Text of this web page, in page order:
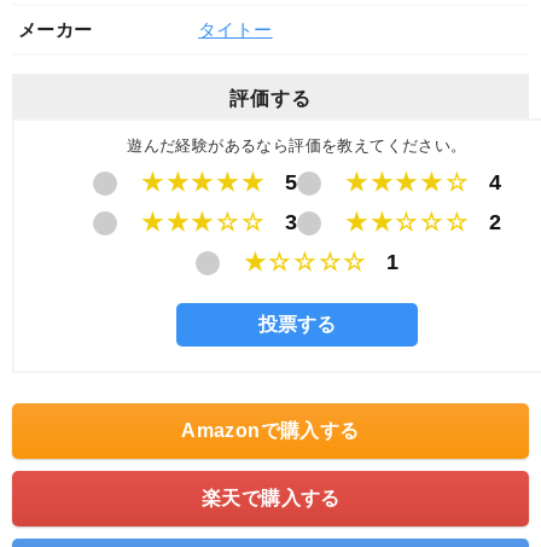
メーカー タイトー
評価する
遊んだ経験があるなら評価を教えてください。
★★★★★ 5 ★★★★☆
4
★★★☆☆
3 ★★☆☆☆
2
★☆☆☆☆
1
Amazonで購入する
楽天で購入する